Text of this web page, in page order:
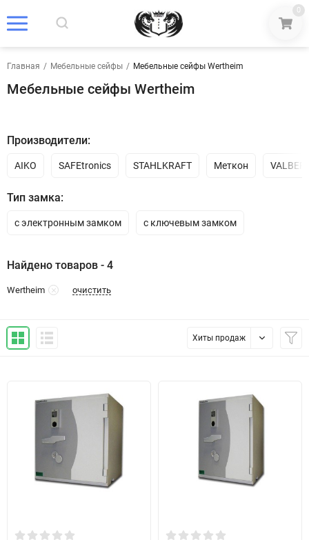
0
Главная / Мебельные сейфы / Мебельные сейфы Wertheim
Мебельные сейфы Wertheim
Производители:
AIKO SAFEtronics STAHLKRAFT Меткон
Тип замка:
с электронным замком с ключевым замком
Найдено товаров - 4
Wertheim очистить
Хиты продаж